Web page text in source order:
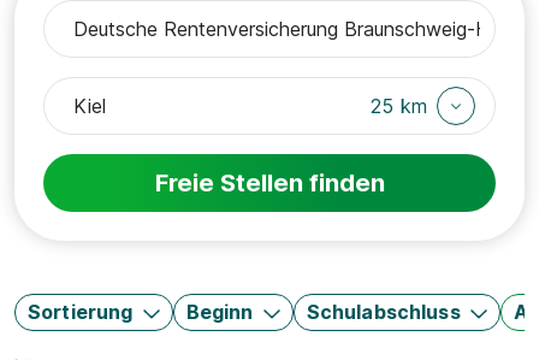
25 km
Freie Stellen finden
Sortierung Beginn Schulabschluss